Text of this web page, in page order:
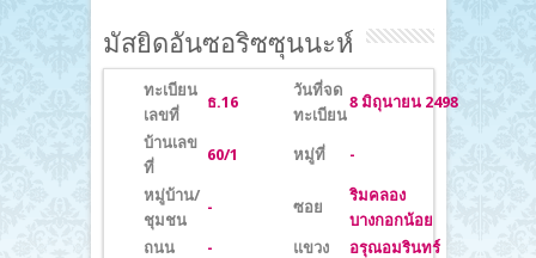
มัสยิดอันซอริซซุนนะห์
ทะเบียน
เลขที่
ธ.16
วันที่จด
ทะเบียน
8 มิถุนายน 2498
บ้านเลข
ที่
60/1 หมู่ที่ -
หมู่บ้าน/
ชุมชน
- ซอย
ริมคลอง
บางกอกน้อย
ถนน
- แขวง
อรุณอมรินทร์